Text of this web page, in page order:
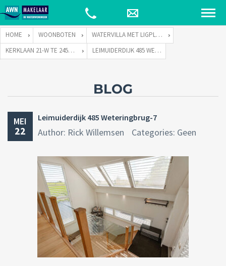
HOME WOONBOTEN
WATERVILLA MET LIGPLAATS
KERKLAAN 21-W TE 2451 VX LEIMUIDEN
LEIMUIDERDIJK 485 WETERINGBRUG-7
BLOG
MEI
22
Leimuiderdijk 485 Weteringbrug-7
Author: Rick Willemsen Categories: Geen